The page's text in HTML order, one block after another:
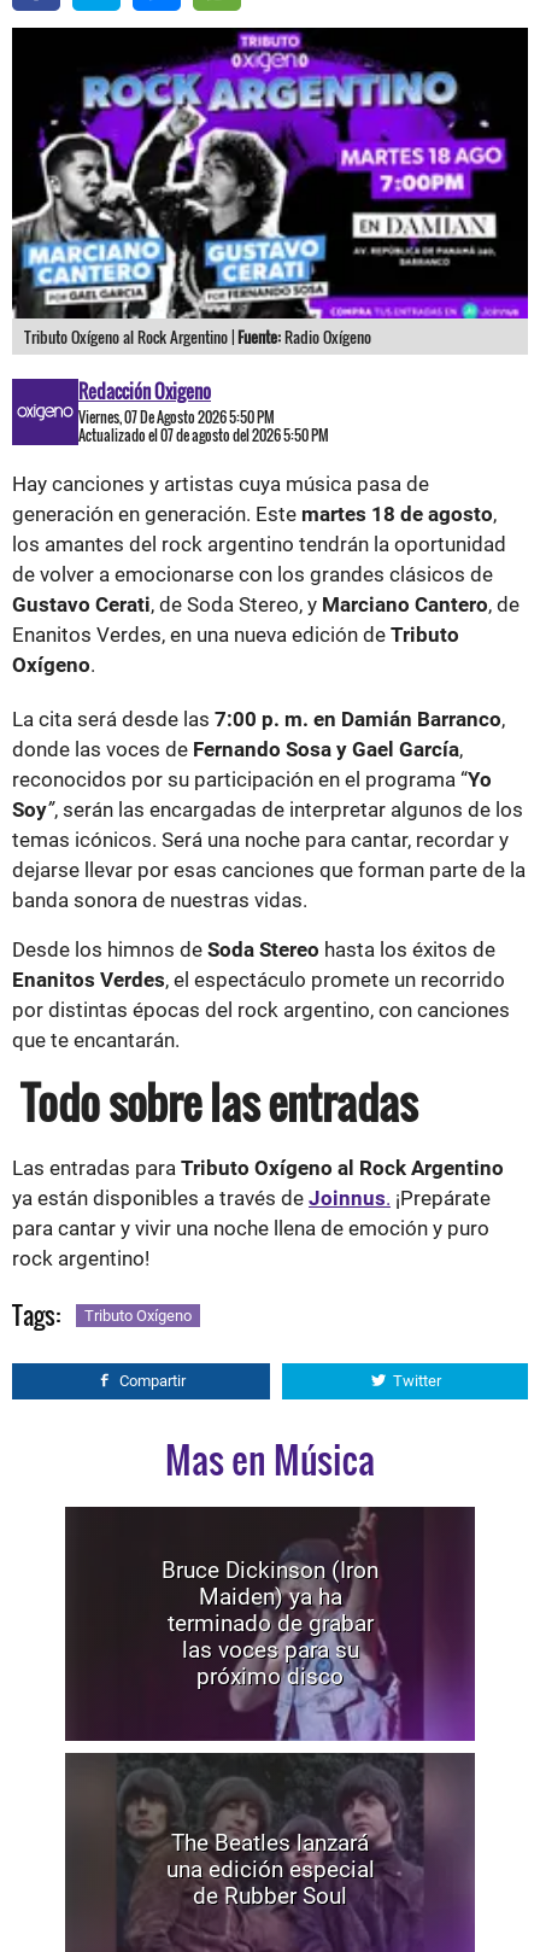
Tributo Oxígeno al Rock Argentino |Fuente:Radio Oxígeno
Redacción Oxigeno
Viernes, 07 De Agosto 2026 5:50 PM
Actualizado el 07 de agosto del 2026 5:50 PM
Hay canciones y artistas cuya música pasa de
generación en generación. Este martes 18 de agosto,
los amantes del rock argentino tendrán la oportunidad
de volver a emocionarse con los grandes clásicos de
Gustavo Cerati, de Soda Stereo, y Marciano Cantero, de
Enanitos Verdes, en una nueva edición de Tributo
Oxígeno.
La cita será desde las 7:00 p. m. en Damián Barranco,
donde las voces de Fernando Sosa y Gael García,
reconocidos por su participación en el programa “Yo
Soy”, serán las encargadas de interpretar algunos de los
temas icónicos. Será una noche para cantar, recordar y
dejarse llevar por esas canciones que forman parte de la
banda sonora de nuestras vidas.
Desde los himnos de Soda Stereo hasta los éxitos de
Enanitos Verdes, el espectáculo promete un recorrido
por distintas épocas del rock argentino, con canciones
que te encantarán.
Todo sobre las entradas
Las entradas para Tributo Oxígeno al Rock Argentino
ya están disponibles a través de Joinnus. ¡Prepárate
para cantar y vivir una noche llena de emoción y puro
rock argentino!
Tags: Tributo Oxígeno
Compartir Twitter
Mas en Música
Bruce Dickinson (Iron
Maiden) ya ha
terminado de grabar
las voces para su
próximo disco
The Beatles lanzará
una edición especial
de Rubber Soul